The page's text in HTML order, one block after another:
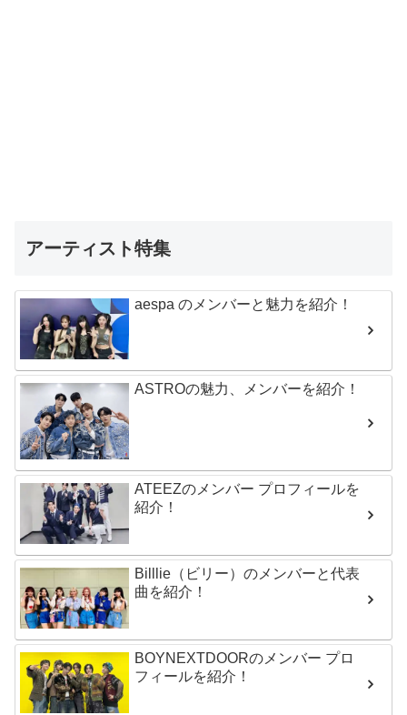
アーティスト特集
aespa のメンバーと魅力を紹介！
ASTROの魅力、メンバーを紹介！
ATEEZのメンバー プロフィールを
紹介！
Billlie（ビリー）のメンバーと代表
曲を紹介！
BOYNEXTDOORのメンバー プロ
フィールを紹介！